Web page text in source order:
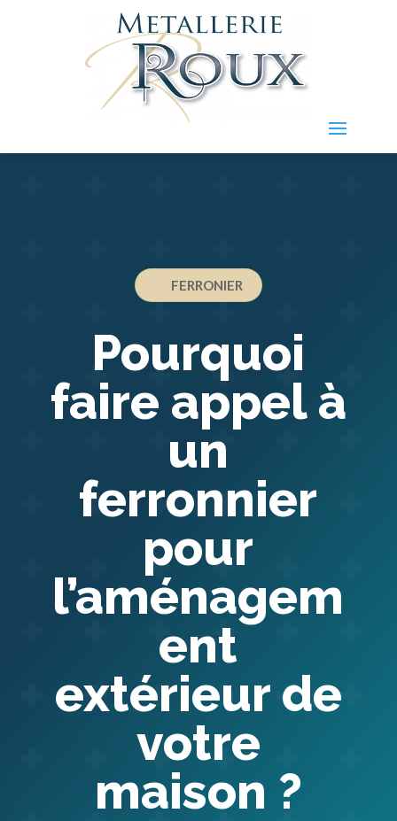
FERRONIER
Pourquoi
faire appel à
un
ferronnier
pour
l’aménagem
ent
extérieur de
votre
maison ?